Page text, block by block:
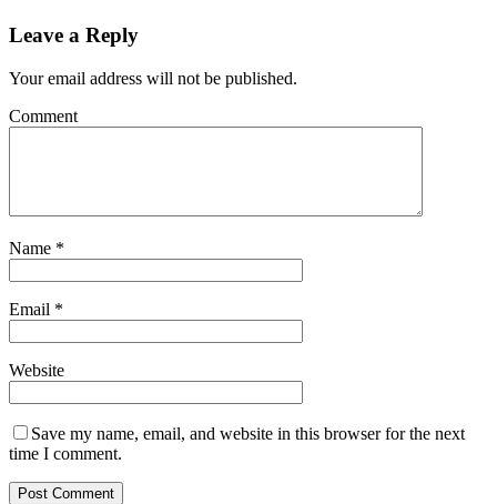
Leave a Reply
Your email address will not be published.
Comment
Name *
Email *
Website
Save my name, email, and website in this browser for the next
time I comment.